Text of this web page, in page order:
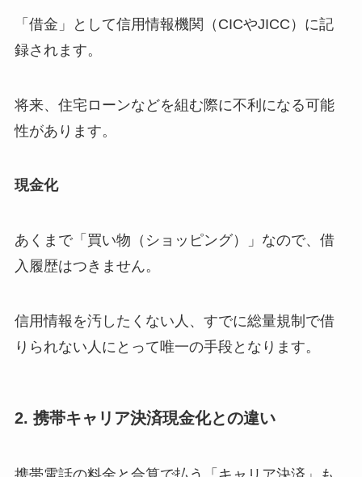
「借金」として信用情報機関（CICやJICC）に記
録されます。
将来、住宅ローンなどを組む際に不利になる可能
性があります。
現金化
あくまで「買い物（ショッピング）」なので、借
入履歴はつきません。
信用情報を汚したくない人、すでに総量規制で借
りられない人にとって唯一の手段となります。
2. 携帯キャリア決済現金化との違い